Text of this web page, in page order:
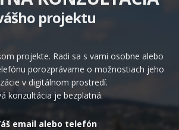
projektu
projekte. Radi sa s vami osobne alebo
porozprávame o možnostiach jeho
v digitálnom prostredí.
konzultácia je bezplatná.
email alebo telefón